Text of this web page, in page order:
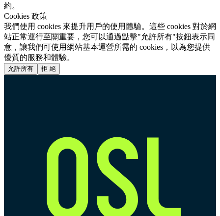
約。
Cookies 政策
我們使用 cookies 來提升用戶的使用體驗。這些 cookies 對於網
站正常運行至關重要，您可以通過點擊"允許所有"按鈕表示同
意，讓我們可使用網站基本運營所需的 cookies，以為您提供
優質的服務和體驗。
允許所有 拒 絕